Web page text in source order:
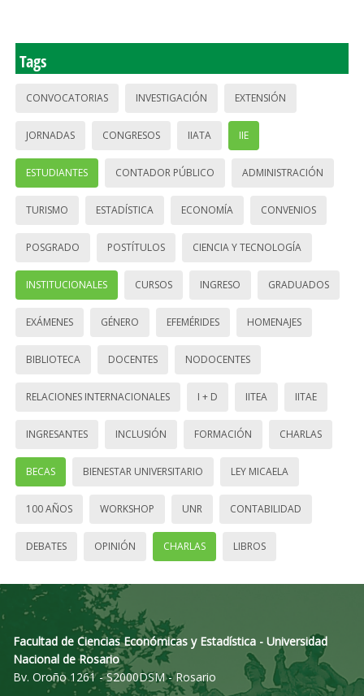
Tags
CONVOCATORIAS INVESTIGACIÓN EXTENSIÓN
JORNADAS CONGRESOS IIATA IIE
ESTUDIANTES CONTADOR PÚBLICO ADMINISTRACIÓN
TURISMO ESTADÍSTICA ECONOMÍA CONVENIOS
POSGRADO POSTÍTULOS CIENCIA Y TECNOLOGÍA
INSTITUCIONALES CURSOS INGRESO GRADUADOS
EXÁMENES GÉNERO EFEMÉRIDES HOMENAJES
BIBLIOTECA DOCENTES NODOCENTES
RELACIONES INTERNACIONALES I + D IITEA IITAE
INGRESANTES INCLUSIÓN FORMACIÓN CHARLAS
BECAS BIENESTAR UNIVERSITARIO LEY MICAELA
100 AÑOS WORKSHOP UNR CONTABILIDAD
DEBATES OPINIÓN CHARLAS LIBROS
Facultad de Ciencias Económicas y Estadística - Universidad
Nacional de Rosario
Bv. Oroño 1261 - S2000DSM - Rosario